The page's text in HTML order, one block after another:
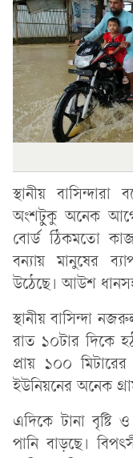
স্থানীয়
অংশটুকু অনেক আগে
বোর্ড ঠিকমতো
বন্যায় মানুষের
উঠেছে। আউশ
স্থানীয় বাসিন্দা
রাত ১০টার দিকে
প্রায় ১০০
ইউনিয়নের অনেক
এদিকে টানা
পানি বাড়ছে।